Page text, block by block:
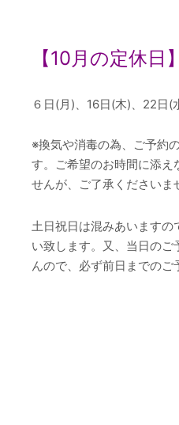
【10 月の定休日】
６日(月)、16日(木)、22日(
※換気や消毒の為、ご予約
す。ご希望のお時間に添え
せんが、ご了承くださいま
土日祝日は混みあいます
い致します。又、当日の
んので、必ず前日までのご